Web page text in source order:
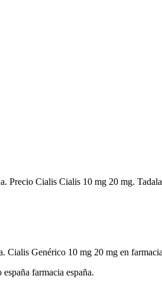
Precio Cialis Cialis 10 mg 20 mg.
Cialis Genérico 10 mg 20 mg en
farmacia españa.